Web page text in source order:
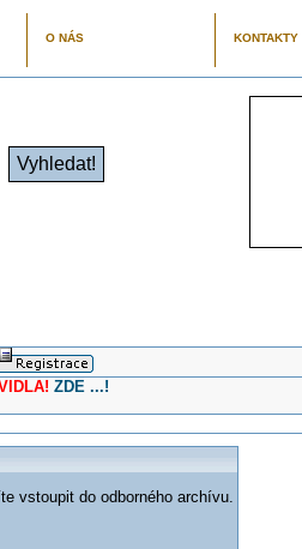
O NÁS KONTAKTY
ZDE ...!
vstoupit do odborného archívu.